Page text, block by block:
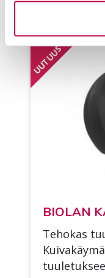
UUTUUS
BIO­LAN
Te­ho­kas